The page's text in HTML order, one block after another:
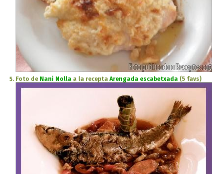
Foto de Nani Nolla a la recepta Arengada escabetxada (5 favs)